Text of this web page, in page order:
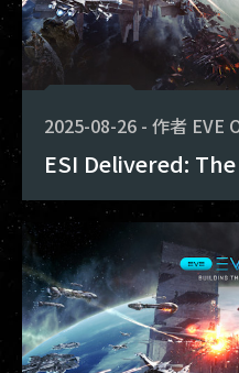
2025-08-26 - 作者 EVE
ESI Delivered: